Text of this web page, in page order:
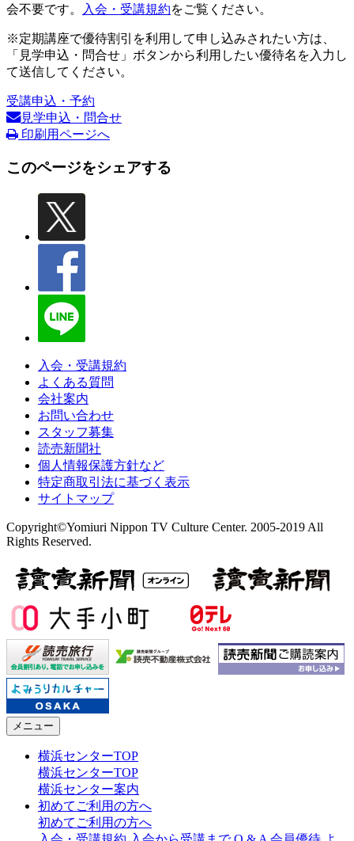
会不要です。
入会・受講規約をご覧ください。
※定期講座で優待割引を利用して申し込みされたい方は、
「見学申込・問合せ」ボタンから利用したい優待名を入力し
て送信してください。
受講申込・予約
見学申込・問合せ
印刷用ページへ
このページをシェアする
入会・受講規約
よくある質問
会社案内
お問い合わせ
スタッフ募集
読売新聞社
個人情報保護方針など
特定商取引法に基づく表示
サイトマップ
Copyright©Yomiuri Nippon TV Culture Center. 2005-2019 All
Rights Reserved.
メニュー
横浜センターTOP
横浜センターTOP
横浜センター案内
初めてご利用の方へ
初めてご利用の方へ